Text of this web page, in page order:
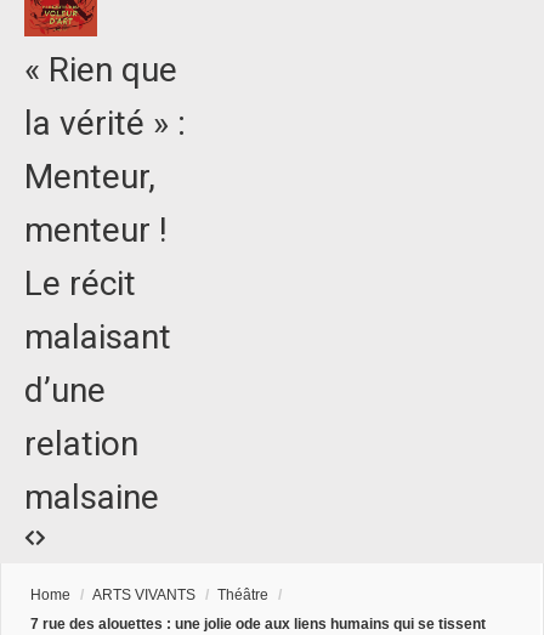
« Rien que
la vérité » :
Menteur,
menteur !
Le récit
malaisant
d’une
relation
malsaine
Home / ARTS VIVANTS / Théâtre
/
7 rue des alouettes : une jolie ode aux liens humains qui se tissent